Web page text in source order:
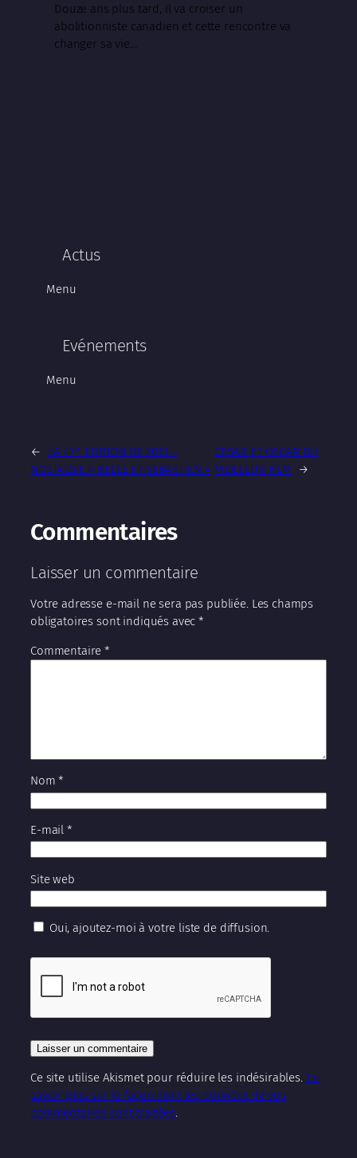
Douze ans plus tard, il va croiser un
abolitionniste canadien et cette rencontre va
changer sa vie…
Actus
Menu
Evénements
Menu
←
LA 47° EDITION DE 2013 –
NOSTALGIE « BELLE ET SEBASTIEN »
CESAR ET OSCAR DU
MEILLEUR FILM
→
Commentaires
Laisser un commentaire
Votre adresse e-mail ne sera pas publiée. Les champs
obligatoires sont indiqués avec*
Commentaire*
Nom*
E-mail *
Site web
Oui, ajoutez-moi à votre liste de diffusion.
Ce site utilise Akismet pour réduire les indésirables. En
savoir plus sur la façon dont les données de vos
commentaires sont traitées.